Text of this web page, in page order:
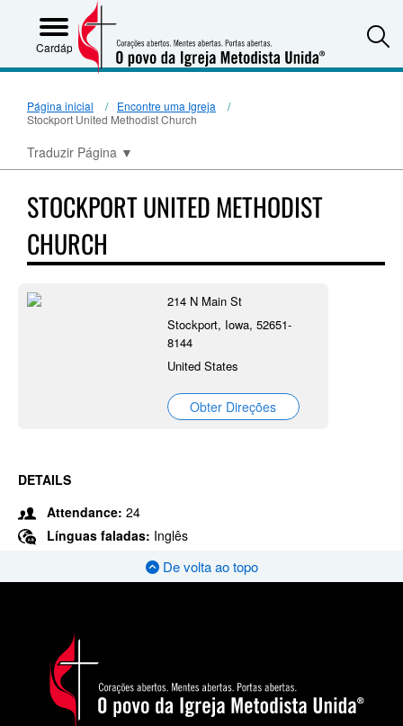
Cardápio
Página inicial
Encontre uma Igreja
Stockport United Methodist Church
Traduzir Página ▼
STOCKPORT UNITED METHODIST
CHURCH
214 N Main St
Stockport, Iowa, 52651-
8144
United States
Obter Direções
DETAILS
Attendance: 24
Línguas faladas: Inglês
De volta ao topo